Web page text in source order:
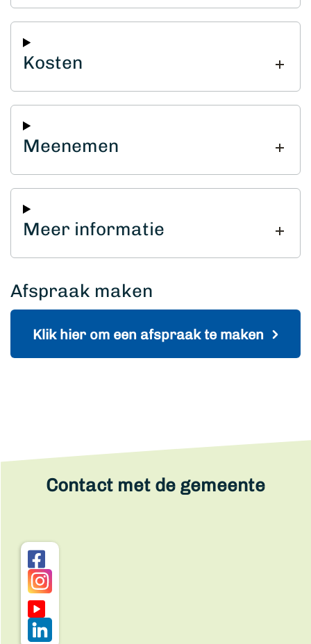
Afspraak maken
Klik hier om een afspraak te maken
Kosten
Meenemen
Meer informatie
Contact met de gemeente